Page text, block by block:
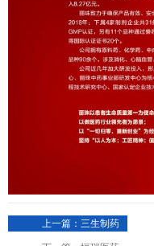
上一篇：三生制药